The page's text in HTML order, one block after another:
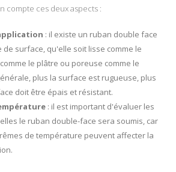
compte ces deux aspects :
: il existe un ruban double face
de surface, qu'elle soit lisse comme le
le plâtre ou poreuse comme le
plus la surface est rugueuse, plus
doit être épais et résistant.
: il est important d'évaluer les
le ruban double-face sera soumis, car
de température peuvent affecter la